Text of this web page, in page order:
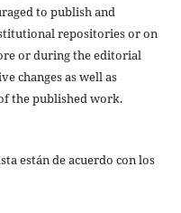
to publish and
repositories or on
or during the editorial
changes as well as
the published work.
están de acuerdo con los